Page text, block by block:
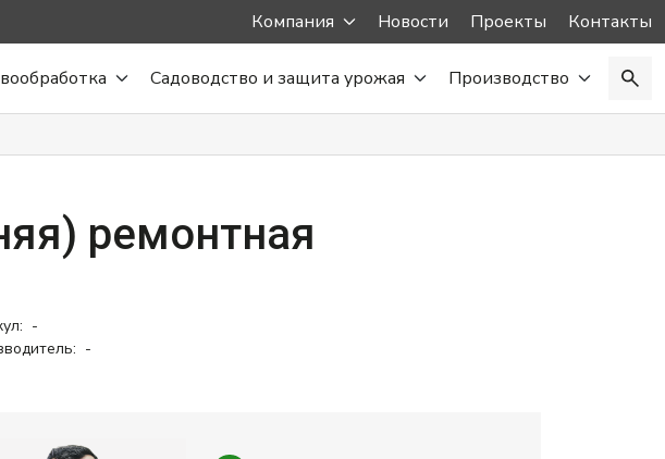
Компания Новости Проекты Контакты
Садоводство и защита урожая Производство
ремонтная
-
-